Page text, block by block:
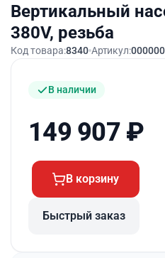
Вертикальный
380V, резьба
Код товара:8340 Артикул:
В наличии
149 907 ₽
В корзину
Быстрый заказ